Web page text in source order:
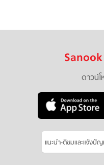
ดาวน์
แนะนำ-ติชมเเละแจ้งปั